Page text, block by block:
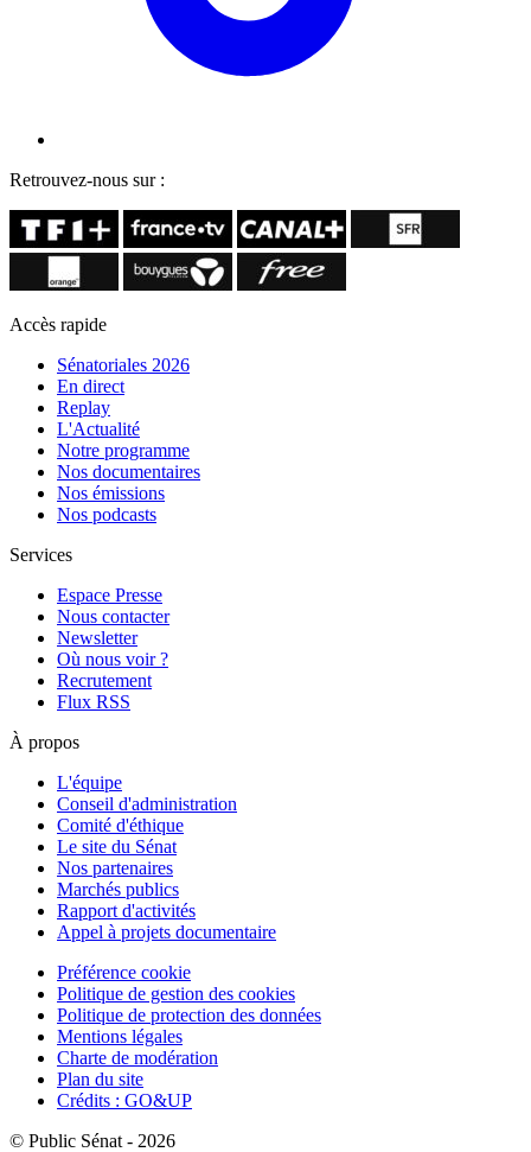
Retrouvez-nous sur :
Accès rapide
Sénatoriales 2026
En direct
Replay
L'Actualité
Notre programme
Nos documentaires
Nos émissions
Nos podcasts
Services
Espace Presse
Nous contacter
Newsletter
Où nous voir ?
Recrutement
Flux RSS
À propos
L'équipe
Conseil d'administration
Comité d'éthique
Le site du Sénat
Nos partenaires
Marchés publics
Rapport d'activités
Appel à projets documentaire
Préférence cookie
Politique de gestion des cookies
Politique de protection des données
Mentions légales
Charte de modération
Plan du site
Crédits : GO&UP
© Public Sénat - 2026